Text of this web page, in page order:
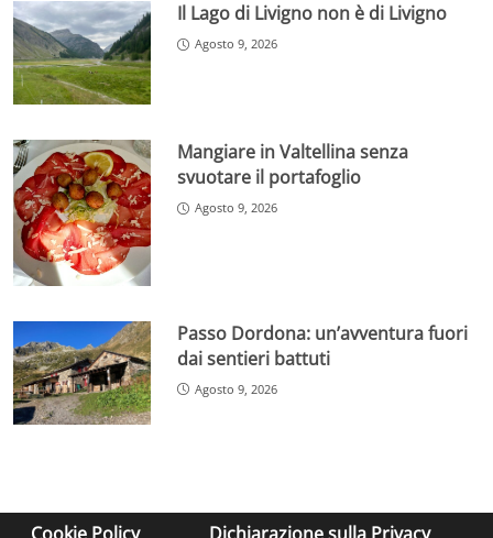
Il Lago di Livigno non è di Livigno
Agosto 9, 2026
Mangiare in Valtellina senza
svuotare il portafoglio
Agosto 9, 2026
Passo Dordona: un’avventura fuori
dai sentieri battuti
Agosto 9, 2026